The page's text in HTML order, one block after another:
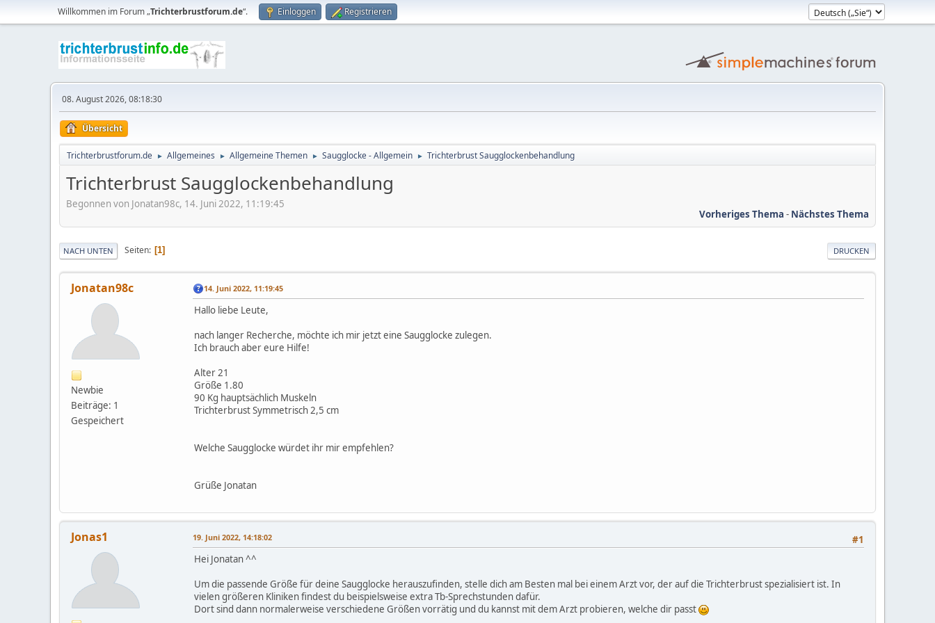
Willkommen im Forum „Trichterbrustforum.de“. Einloggen Registrieren
08. August 2026, 08:18:30
Übersicht
Trichterbrustforum.de ► Allgemeines ► Allgemeine Themen ► Saugglocke - Allgemein ► Trichterbrust Saugglockenbehandlung
Trichterbrust Saugglockenbehandlung
Begonnen von Jonatan98c, 14. Juni 2022, 11:19:45
Vorheriges Thema - Nächstes Thema
DRUCKEN
NACH UNTEN Seiten 1
Jonatan98c
Newbie
Beiträge: 1
Gespeichert
14. Juni 2022, 11:19:45
Hallo liebe Leute,
nach langer Recherche, möchte ich mir jetzt eine Saugglocke zulegen.
Ich brauch aber eure Hilfe!
Alter 21
Größe 1.80
90 Kg hauptsächlich Muskeln
Trichterbrust Symmetrisch 2,5 cm
Welche Saugglocke würdet ihr mir empfehlen?
Grüße Jonatan
Jonas1 #1
19. Juni 2022, 14:18:02
Hei Jonatan ^^
Um die passende Größe für deine Saugglocke herauszufinden, stelle dich am Besten mal bei einem Arzt vor, der auf die Trichterbrust spezialisiert ist. In
vielen größeren Kliniken findest du beispielsweise extra Tb-Sprechstunden dafür.
Dort sind dann normalerweise verschiedene Größen vorrätig und du kannst mit dem Arzt probieren, welche dir passt